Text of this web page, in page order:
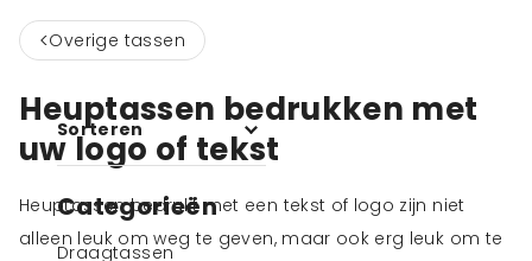
< Overige tassen
Sorteren
Categorieën
Draagtassen
Heuptassen bedrukken met
uw logo of tekst
Heuptassen bedrukt met een tekst of logo zijn niet
alleen leuk om weg te geven, maar ook erg leuk om te